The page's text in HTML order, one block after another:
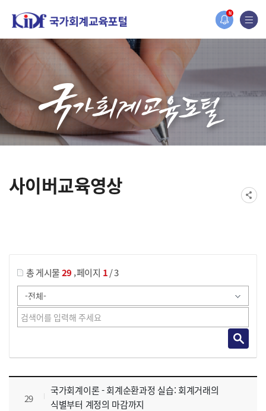
N
홈페이지가 새롭게 개편되었습니다.
한국조세재정연구원홈페이지가 새롭게 개설되었습니다.
사이버교육영상
총 게시물29 ,페이지 1/ 3
사이버교육영상 목록 으로 번호, 제목, 작성자, 조회수, 등록 일, 첨부파일로 나열 되고 있습니다.
29
국가회계이론 - 회계순환과정 실습: 회계거래의
식별부터 계정의 마감까지